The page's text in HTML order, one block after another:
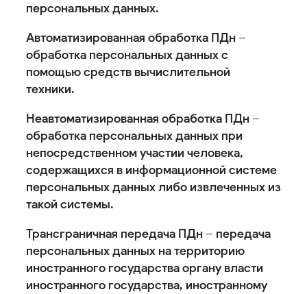
персональных данных.
Автоматизированная обработка ПДн –
обработка персональных данных с
помощью средств вычислительной
техники.
Неавтоматизированная обработка ПДн –
обработка персональных данных при
непосредственном участии человека,
содержащихся в информационной системе
персональных данных либо извлеченных из
такой системы.
Трансграничная передача ПДн – передача
персональных данных на территорию
иностранного государства органу власти
иностранного государства, иностранному